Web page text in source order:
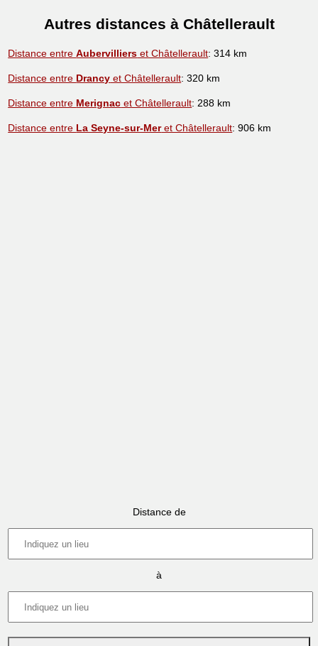
Autres distances à Châtellerault
Distance entreAubervilliers et Châtellerault: 314 km
Distance entre Drancy et Châtellerault: 320 km
Distance entre Merignac et Châtellerault: 288 km
Distance entre La Seyne-sur-Meret Châtellerault: 906 km
Distance de
à